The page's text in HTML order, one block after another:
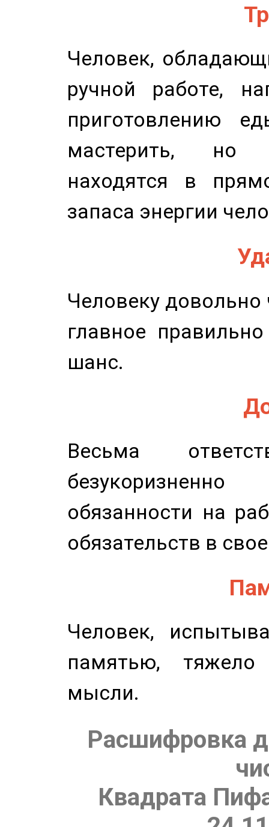
Человек,
ручной работе,
приготовлению
мастерить, но
находятся в
запаса энергии
Человеку довольно
главное
шанс.
Весьма
обязанности на
обязательств в
Человек,
памятью,
мысли.
Расшифровка
Квадрата